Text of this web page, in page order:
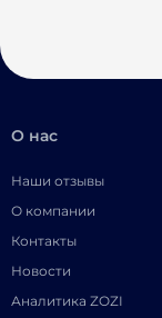
О нас
Наши отзывы
О компании
Контакты
Новости
Аналитика ZOZI